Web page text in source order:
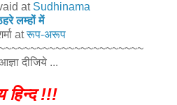
at Sudhinama
लम्‍हों में
atरूप-अरूप
दीजिये ...
हिन्द !!!